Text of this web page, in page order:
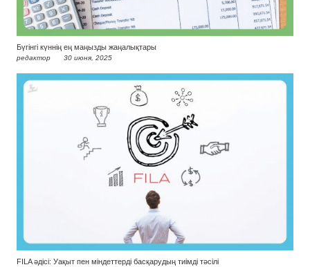
Бүгінгі күннің ең маңызды жаңалықтары
редактор 30 июня, 2025
FILA әдісі: Уақыт пен міндеттерді басқарудың тиімді тәсілі